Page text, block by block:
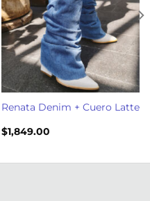
Renata Denim + Cuero Latte
$1,849.00